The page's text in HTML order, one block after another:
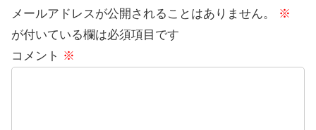
メールアドレスが公開されることはありません。
※
が付いている欄は必須項目です
コメント ※